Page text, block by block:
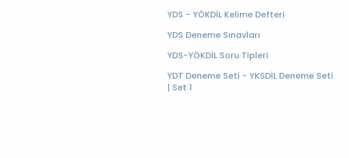
YDS - YÖKDİL Kelime Defteri
YDS Deneme Sınavları
YDS-YÖKDİL Soru Tipleri
YDT Deneme Seti - YKSDİL Deneme Seti
| Set 1